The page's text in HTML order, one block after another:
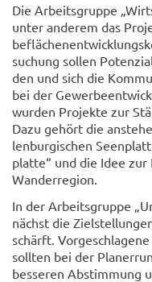
Die Ar­beits­grup­pe
unter an­de­rem das
su­chung sol­len
den und sich die
bei der
wur­den Pro­jek­te zur
Dazu ge­hört die
len­bur­gi­schen
plat­te“ und die Idee
Wan­der­re­gi­on.
In der Ar­beits­grup­pe
nächst die
schärft.
soll­ten bei der
bes­se­ren Ab­stim­mung